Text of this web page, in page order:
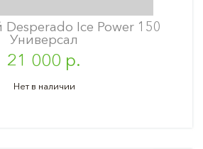
Desperado Ice Power 150
Универсал
21 000 р.
Нет в наличии